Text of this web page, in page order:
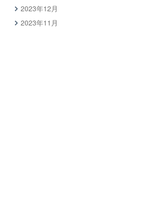
2023年12月
2023年11月